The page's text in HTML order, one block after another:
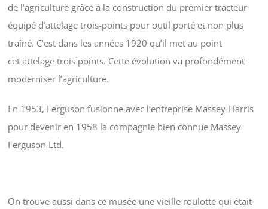
de l’agriculture grâce à la construction du premier tracteur
équipé d’attelage trois-points pour outil porté et non plus
traîné. C’est dans les années 1920 qu’il met au point
cet attelage trois points. Cette évolution va profondément
moderniser l’agriculture.
En 1953, Ferguson fusionne avec l’entreprise Massey-Harris
pour devenir en 1958 la compagnie bien connue Massey-
Ferguson Ltd.
On trouve aussi dans ce musée une vieille roulotte qui était